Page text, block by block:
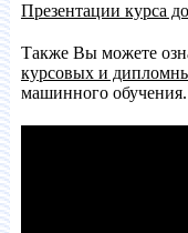
Презентации курса
Также Вы можете
курсовых и
машинного обучения.